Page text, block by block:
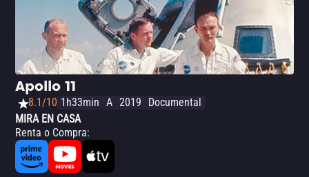
Apollo 11
8.1/10 1h33min A 2019
Documental
MIRA EN CASA
Renta o Compra: